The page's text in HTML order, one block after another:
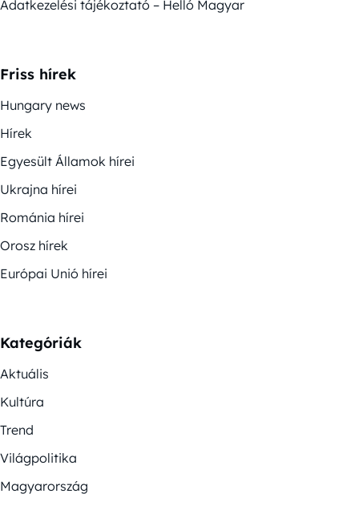
Adatkezelési tájékoztató – Helló Magyar
Friss hírek
Hungary news
Hírek
Egyesült Államok hírei
Ukrajna hírei
Románia hírei
Orosz hírek
Európai Unió hírei
Kategóriák
Aktuális
Kultúra
Trend
Világpolitika
Magyarország